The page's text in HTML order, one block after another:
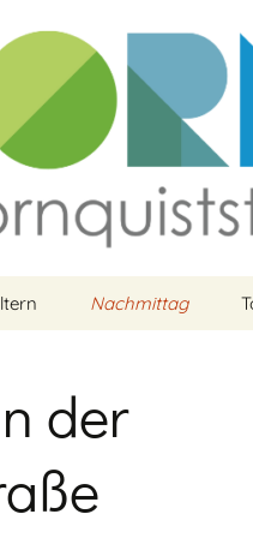
Nachmittag
Kursprogramm
Ferienbetreuung und
Programm
der